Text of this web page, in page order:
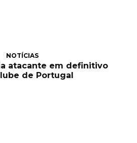
NOTÍCIAS
atacante em definitivo
de Portugal